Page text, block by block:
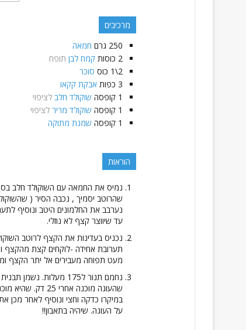
מרכיבים
250 גרם חמאה
2 כוסות קמח לבן תופח
2\1
כוס סוכר
3 כפות אבקת קקאו
1 קופסה שוקולד חלב לציפוי
1 קופסה שוקולד מריר לציפוי
1 קופסה שמנת מתוקה
הוראות
נמיס את החמאה עם השוקולד חלב
שהרוטב יסמיך , נכבה הסיר (
נערבב את החלמונים היטב ונוסיף
עד שיווצר קצף לא נוזלי.
נכניס בעדינות את הקצף לרוטב
תערובת אחידה -לוקחים קצת מהקצף
מעט תפוחה מעבירים אל יתר הקצף
נחמם תנור ל175
שהעוגה מוכנה
במיקרו כדקה וחצי ונוסיף לאחר מכן
על העוגה. שיהיה בתאבון!!